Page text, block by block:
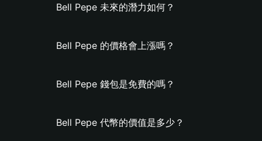
Bell Pepe 未來的潛力如何？
Bell Pepe 的價格會上漲嗎？
Bell Pepe 錢包是免費的嗎？
Bell Pepe 代幣的價值是多少？